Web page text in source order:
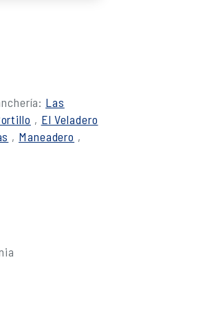
Las
, El Veladero
, Maneadero ,